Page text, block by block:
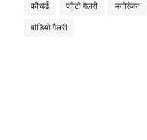
फीचर्ड फोटो गैलरी मनोरंजन
वीडियो गैलरी